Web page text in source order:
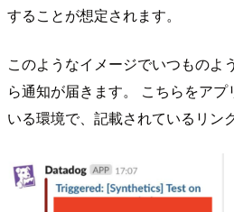
することが想定されます。
このようなイメージでいつものよ
ら通知が届きます。 こちらをア
いる環境で、記載されているリン